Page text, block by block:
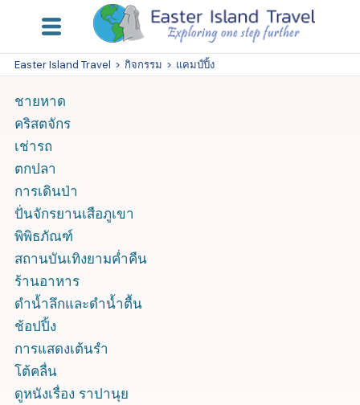
Easter Island Travel > กิจกรรม > แคมป์ปิ้ง
ชายหาด
คริสตจักร
เช่ารถ
ตกปลา
การเดินป่า
ปั่นจักรยานเสือภูเขา
พิพิธภัณฑ์
สถานบันเทิงยามค่ำคืน
ร้านอาหาร
ดำน้ำลึกและดำน้ำตื้น
ช้อปปิ้ง
การแสดงเต้นรำ
โต้คลื่น
ดูหนังเรื่อง ราปานุย